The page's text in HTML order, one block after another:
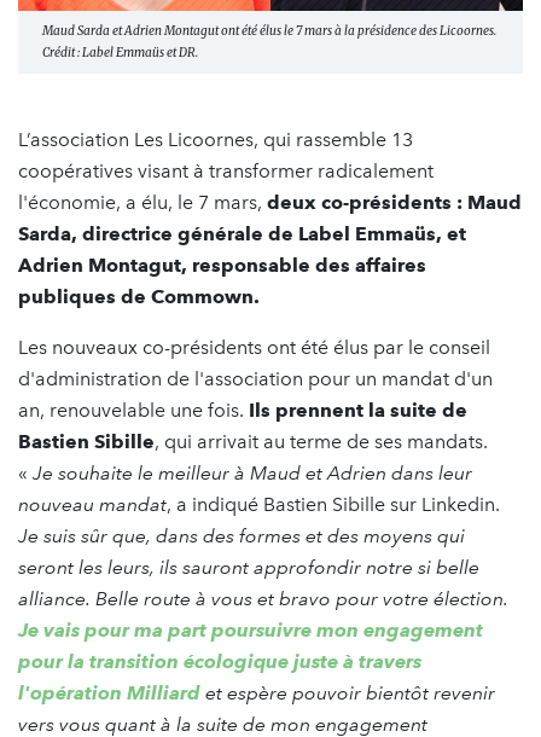
Maud Sarda et Adrien Montagut ont été élus le 7 mars à la présidence des Licoornes.
Crédit : Label Emmaüs et DR.
L’association Les Licoornes, qui rassemble 13
coopératives visant à transformer radicalement
l'économie, a élu, le 7 mars, deux co-présidents : Maud
Sarda, directrice générale de Label Emmaüs, et
Adrien Montagut, responsable des affaires
publiques de Commown.
Les nouveaux co-présidents ont été élus par le conseil
d'administration de l'association pour un mandat d'un
an, renouvelable une fois. Ils prennent la suite de
Bastien Sibille, qui arrivait au terme de ses mandats.
« Je souhaite le meilleur à Maud et Adrien dans leur
nouveau mandat, a indiqué Bastien Sibille sur Linkedin.
Je suis sûr que, dans des formes et des moyens qui
seront les leurs, ils sauront approfondir notre si belle
alliance. Belle route à vous et bravo pour votre élection.
Je vais pour ma part poursuivre mon engagement
pour la transition écologique juste à travers
l'opération Milliard et espère pouvoir bientôt revenir
vers vous quant à la suite de mon engagement